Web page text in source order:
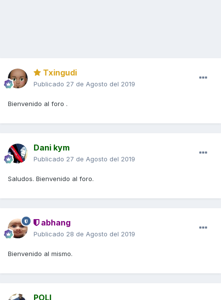
Txingudi
Publicado 27 de Agosto del 2019
Bienvenido al foro .
Dani kym
Publicado 27 de Agosto del 2019
Saludos. Bienvenido al foro.
abhang
Publicado 28 de Agosto del 2019
Bienvenido al mismo.
POLI